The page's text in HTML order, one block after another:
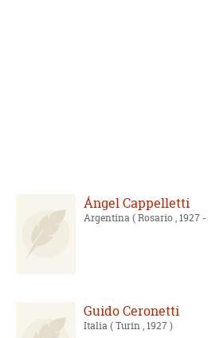
Ángel Cappelletti
Argentina( Rosario , 1927
Guido Ceronetti
Italia( Turín , 1927 )